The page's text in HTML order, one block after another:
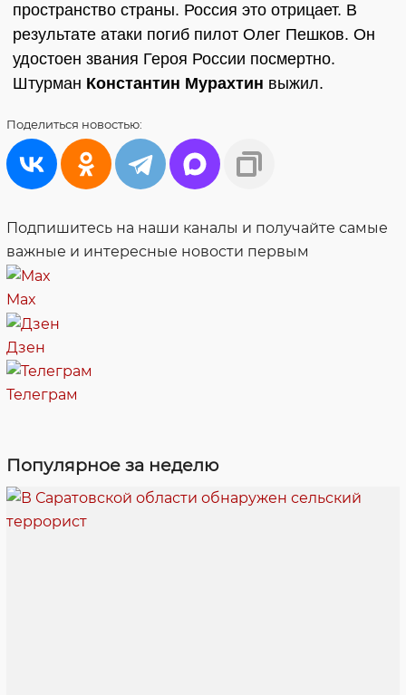
пространство страны. Россия это отрицает. В
результате атаки погиб пилот Олег Пешков. Он
удостоен звания Героя России посмертно.
Штурман Константин Мурахтин выжил.
Поделиться новостью:
Подпишитесь на наши каналы и получайте самые
важные и интересные новости первым
Max
Дзен
Телеграм
Популярное за неделю